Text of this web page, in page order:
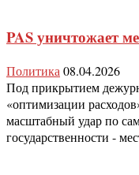
PAS уничтожает
Политика 08.04.2026
Под прикрытием
«оптимизации
масштабный удар по
государственности -